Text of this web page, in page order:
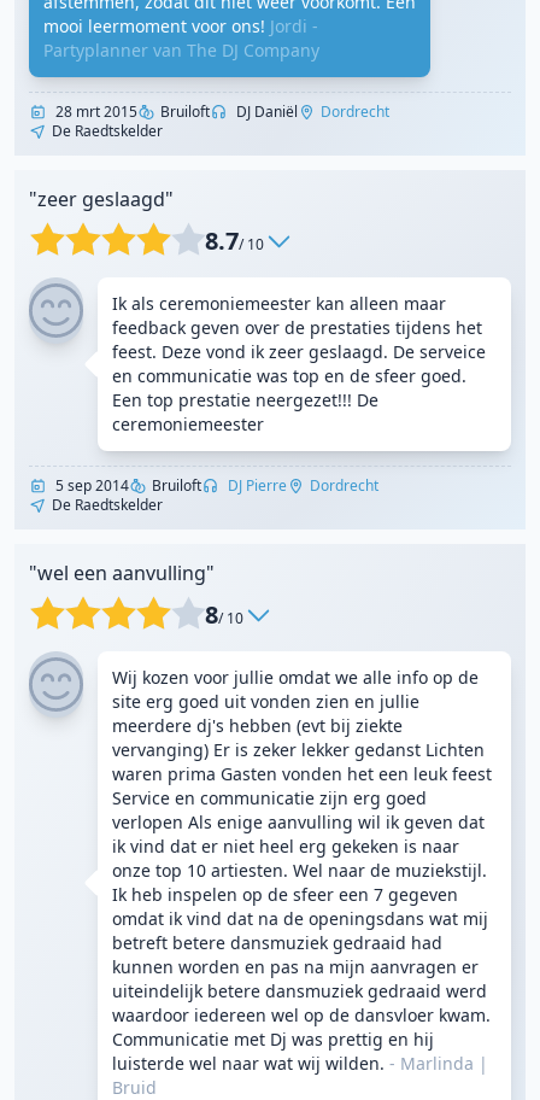
mooi leermoment voor ons! Jordi -
Partyplanner van The DJ Company
28 mrt 2015 Bruiloft DJ Daniël
Dordrecht
De Raedtskelder
"zeer geslaagd"
8.7/ 10
Ik als ceremoniemeester kan alleen maar
feedback geven over de prestaties tijdens het
feest. Deze vond ik zeer geslaagd. De serveice
en communicatie was top en de sfeer goed.
Een top prestatie neergezet!!! De
ceremoniemeester
5 sep 2014 Bruiloft DJ Pierre
Dordrecht
De Raedtskelder
"wel een aanvulling"
8/ 10
Wij kozen voor jullie omdat we alle info op de
site erg goed uit vonden zien en jullie
meerdere dj's hebben (evt bij ziekte
vervanging) Er is zeker lekker gedanst Lichten
waren prima Gasten vonden het een leuk feest
Service en communicatie zijn erg goed
verlopen Als enige aanvulling wil ik geven dat
ik vind dat er niet heel erg gekeken is naar
onze top 10 artiesten. Wel naar de muziekstijl.
Ik heb inspelen op de sfeer een 7 gegeven
omdat ik vind dat na de openingsdans wat mij
betreft betere dansmuziek gedraaid had
kunnen worden en pas na mijn aanvragen er
uiteindelijk betere dansmuziek gedraaid werd
waardoor iedereen wel op de dansvloer kwam.
Communicatie met Dj was prettig en hij
luisterde wel naar wat wij wilden. - Marlinda |
Bruid